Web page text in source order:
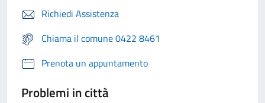
Richiedi Assistenza
Chiama il comune 0422 8461
Prenota un appuntamento
Problemi in città